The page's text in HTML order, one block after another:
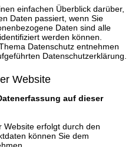
einfachen Überblick darüber,
Daten passiert, wenn Sie
Daten sind alle
werden können.
Datenschutz entnehmen
Datenschutzerklärung.
Website
auf dieser
Website erfolgt durch den
können Sie dem